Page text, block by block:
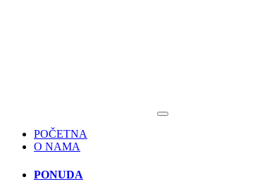
POČETNA
O NAMA
PONUDA